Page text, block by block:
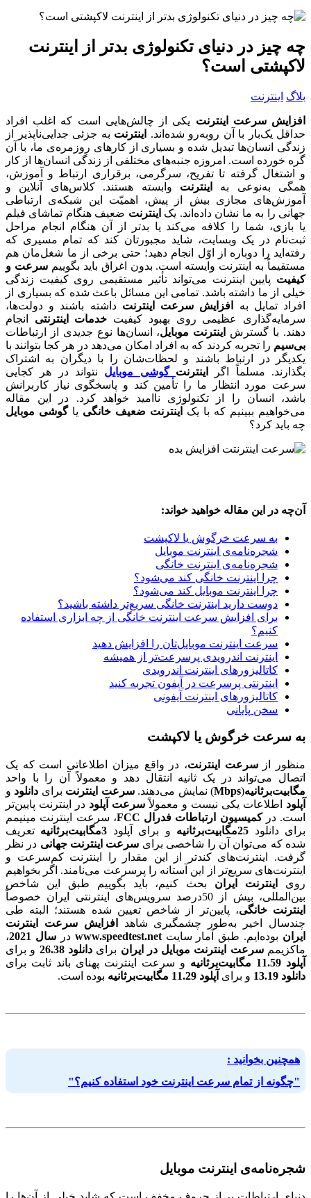
چه چیز در دنیای تکنولوژی بدتر از اینترنت
لاکپشتی است؟
بلاگ اینترنت
افزایش سرعت اینترنت یکی از چالش‌هایی است که اغلب افراد
حداقل یک‌بار با آن روبه‌رو شده‌اند.
اینترنت به جزئی جدایی‌ناپذیر از
زندگی انسان‌ها تبدیل شده و بسیاری از کارهای روزمره‌ی ما، با آن
گره خورده است. امروزه جنبه‌های مختلفی از زندگی انسان‌ها از کار
و اشتغال گرفته تا تفریح، سرگرمی، برقراری ارتباط و آموزش،
همگی به‌نوعی به اینترنت وابسته هستند. کلاس‌های آنلاین و
آموزش‌های مجازی بیش از پیش، اهمیّت این شبکه‌ی ارتباطی
جهانی را به ما نشان داده‌اند. یک اینترنت ضعیف هنگام تماشای فیلم
یا بازی، شما را کلافه می‌کند یا بدتر از آن هنگام انجام مراحل
ثبت‌نام در یک وبسایت، شاید مجبورتان کند که تمام مسیری که
رفته‌اید را دوباره از اوّل انجام دهید؛ حتی برخی از ما شغل‌مان هم
مستقیماً به اینترنت وایسته است. بدون اغراق باید بگوییمسرعت و
کیفیت پایین اینترنت می‌تواند تأثیر مستقیمی روی کیفیت زندگی
خیلی از ما داشته باشد. تمامی این مسائل باعث شده که بسیاری از
افراد تمایل به
افزایش سرعت اینترنت داشته باشند و دولت‌ها،
سرمایه‌گذاری عظیمی روی بهبود کیفیت خدمات اینترنتی انجام
دهند. با گسترش
اینترنت موبایل، انسان‌ها نوع جدیدی از ارتباطات
بی‌سیم را تجربه کردند که به افراد امکان می‌دهد در هر کجا بتوانند با
یکدیگر در ارتباط باشند و لحظات‌شان را با دیگران به اشتراک
بگذارند. مسلماً اگر
اینترنت گوشی موبایل نتواند در هر کجایی
سرعت مورد انتظار ما را تأمین کند و پاسخگوی نیاز کاربرانش
باشد، انسان را از تکنولوژی ناامید خواهد کرد. در این مقاله
می‌خواهیم ببینیم که با یک اینترنت ضعیف خانگی یاگوشی موبایل
چه باید کرد؟
آن‌چه در این مقاله خواهید خواند:
به سرعت خرگوش یا لاکپشت
شجره‌نامه‌ی اینترنت موبایل
شجره‌نامه‌ی اینترنت خانگی
چرا اینترنت خانگی کند می‌شود؟
چرا اینترنت موبایل کند می‌شود؟
دوست دارید اینترنت خانگی سریع‌تر داشته باشید؟
برای افزایش سرعت اینترنت خانگی از چه ابزاری استفاده
کنیم؟
سرعت اینترنت موبایل‌تان را افزایش دهید
اینترنت اندرویدی پرسرعت‌تر از همیشه
کاتالیزورهای اینترنت اندرویدی
اینترنتی پرسرعت در آیفون تجربه کنید
کاتالیزورهای اینترنت آیفونی
سخن پایانی
به سرعت خرگوش یا لاکپشت
منظور ازسرعت اینترنت، در واقع میزان اطلاعاتی است که یک
اتصال می‌تواند در یک ثانیه انتقال دهد و معمولاً آن را با واحد
مگابیت‌بر‌ثانیه(
Mbps) نمایش می‌دهند.سرعت اینترنت برای دانلود و
آپلود اطلاعات یکی نیست و معمولاًسرعت آپلود در اینترنت پایین‌تر
است. درکمیسیون ارتباطات فدرال FCC
، سرعت اینترنت مینیمم
برای دانلود 25مگابیت‌بر‌ثانیه و برای آپلود
تعریف
شده که می‌توان آن را شاخصی برای سرعت اینترنت جهانی در نظر
گرفت. اینترنت‌های کندتر از این مقدار را اینترنت کم‌سرعت و
اینترنت‌های سریع‌تر از این آستانه را پرسرعت می‌نامند. اگر بخواهیم
روی
اینترنت ایران بحث کنیم، باید بگوییم طبق این شاخص
بین‌المللی، بیش از 50درصد سرویس‌های اینترنتی ایران خصوصاً
اینترنت خانگی، پایین‌تر از شاخص تعیین شده هستند؛ البته طی
چندسال اخیر به‌طور چشمگیری شاهد
افزایش سرعت اینترنت
ایران بوده‌ایم. طبق آمار سایتwww.speedtest.net درسال 2021
،
ماکزیممسرعت اینترنت موبایل در ایران برایدانلود 26.38
و برای
آپلود 11.59 مگابیت‌بر‌ثانیه
و سرعت اینترنت پهنای باند ثابت برای
دانلود 13.19
و برای آپلود 11.29 مگابیت‌بر‌ثانیه بوده است.
همچنین بخوانید :
"چگونه از تمام سرعت اینترنت خود استفاده کنیم؟"
شجره‌نامه‌ی اینترنت موبایل